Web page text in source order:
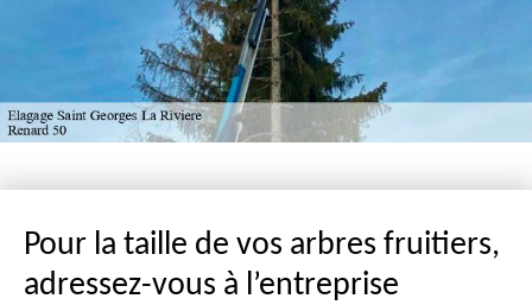
Pour la taille de vos arbres fruitiers,
adressez-vous à l’entreprise